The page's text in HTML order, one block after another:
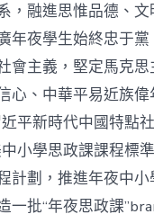
，融進思惟品德、
年夜學生始終忠于黨
會主義，堅定馬克思
心、中華平易近族
平新時代中國特點
小學思政課課程標
計劃，推進年夜中
一批“年夜思政課